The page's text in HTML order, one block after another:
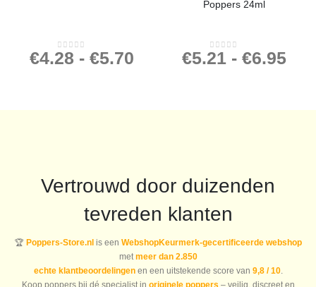
0out of 5
€4.28 - €5.70
Poppers 24ml
0out of 5
€5.21 - €6.95
Vertrouwd door duizenden
tevreden klanten
🏆 Poppers-Store.nl is een WebshopKeurmerk-gecertificeerde webshop
met meer dan 2.850
echte klantbeoordelingenen een uitstekende score van 9,8 / 10.
Koop poppers bij dé specialist in originele poppers – veilig, discreet en